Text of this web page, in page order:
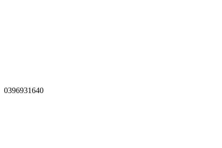
0396931640